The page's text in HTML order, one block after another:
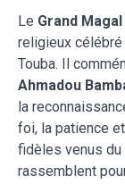
Le Grand
religieux célébré
Touba. Il
Ahmadou
la
foi, la patience
fidèles venus du
rassemblent